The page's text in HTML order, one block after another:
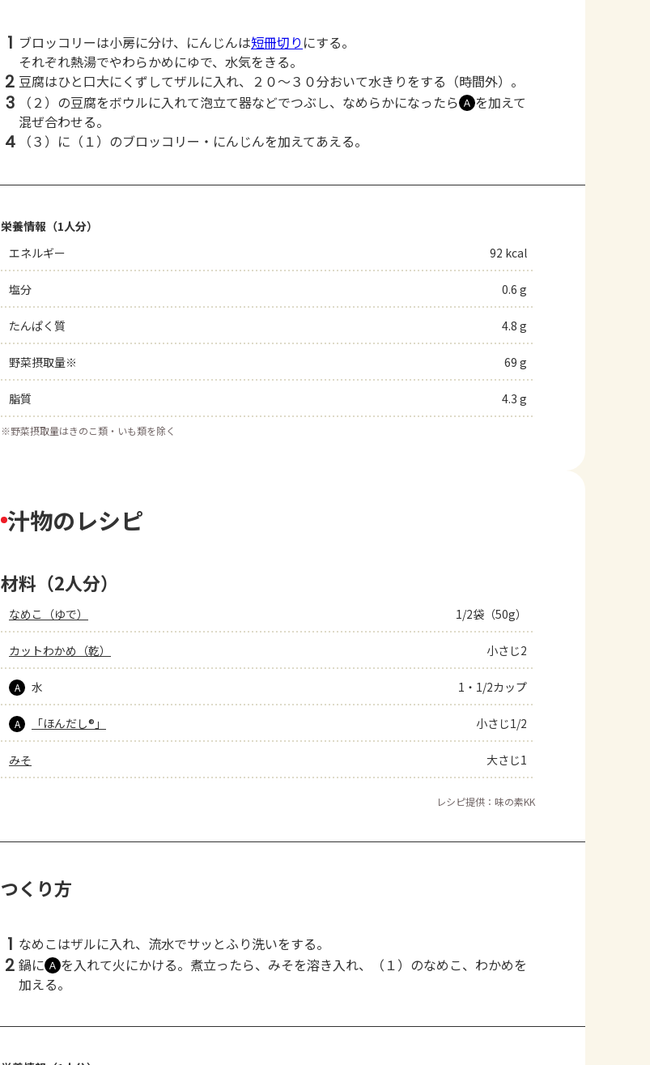
1 ブロッコリーは小房に分け、にんじんは短冊切り にする。
それぞれ熱湯でやわらかめにゆで、水気をきる。
2 豆腐はひと口大にくずしてザルに入れ、２０～３０分おいて水きりをする（時間外）。
3 （２）の豆腐をボウルに入れて泡立て器などでつぶし、なめらかになったら Ａ を加えて
混ぜ合わせる。
4 （３）に（１）のブロッコリー・にんじんを加えてあえる。
栄養情報（1人分）
エネルギー
92 kcal
塩分 0.6 g
たんぱく質 4.8 g
野菜摂取量※ 69 g
脂質 4.3 g
※野菜摂取量はきのこ類・いも類を除く
汁物のレシピ
材料（2人分）
なめこ（ゆで） 1/2袋（50g）
カットわかめ（乾） 小さじ2
A 水 1・1/2カップ
A 「ほんだし®」 小さじ1/2
みそ 大さじ1
レシピ提供：味の素KK
つくり方
1 なめこはザルに入れ、流水でサッとふり洗いをする。
2 鍋に Ａ を入れて火にかける。煮立ったら、みそを溶き入れ、（１）のなめこ、わかめを
加える。